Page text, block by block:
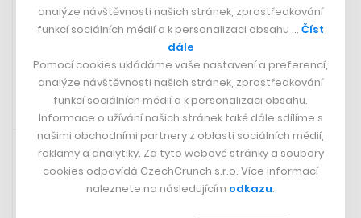
Praha.
Check Point Software Technologies
30. 8. 2023 14:38
Kdo umí dělat nejlepší sportovní marketing? Co to vlastně
ten sportovní marketing je? Jaké sportovní příběhy nejvíce
analýze návštěvnosti našich stránek, zprostředkování
funkcí sociálních médií a k personalizaci obsahu … Číst
dále
Pomocí cookies ukládáme vaše nastavení a preferencí,
analýze návštěvnosti našich stránek, zprostředkování
funkcí sociálních médií a k personalizaci obsahu.
Informace o užívání našich stránek také dále sdílíme s
našimi obchodními partnery z oblasti sociálních médií,
reklamy a analytiky. Za tyto webové stránky a soubory
cookies odpovídá CzechCrunch s.r.o. Více informací
naleznete na následujícím odkazu.